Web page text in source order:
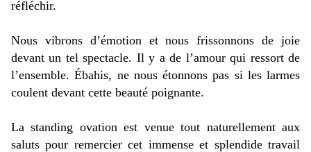
réfléchir.
Nous vibrons d’émotion et nous frissonnons de joie
devant un tel spectacle. Il y a de l’amour qui ressort de
l’ensemble. Ébahis, ne nous étonnons pas si les larmes
coulent devant cette beauté poignante.
La standing ovation est venue tout naturellement aux
saluts pour remercier cet immense et splendide travail